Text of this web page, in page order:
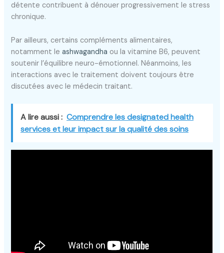
détente contribuent à dénouer progressivement le stress
chronique.
Par ailleurs, certains compléments alimentaires,
notamment leashwagandha ou la vitamine B6, peuvent
soutenir l’équilibre neuro-émotionnel. Néanmoins, les
interactions avec le traitement doivent toujours être
discutées avec le médecin traitant.
A lire aussi : Comprendre les designated health
services et leur impact sur la qualité des soins